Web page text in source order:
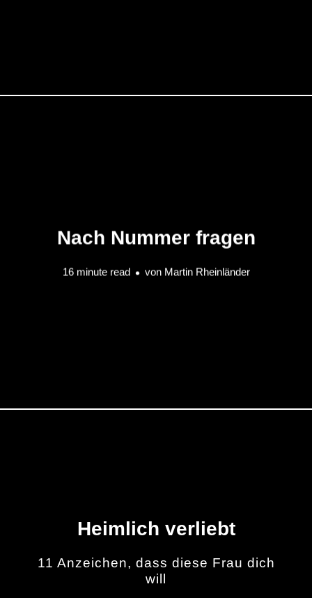
Nach Nummer fragen
16 minute read von Martin Rheinländer
Heimlich verliebt
11 Anzeichen, dass diese Frau dich
will